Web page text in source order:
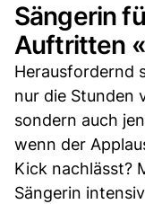
Sängerin
Auftritten
Herausfordernd
nur die Stunden
sondern auch
wenn der
Kick nachlässt?
Sängerin